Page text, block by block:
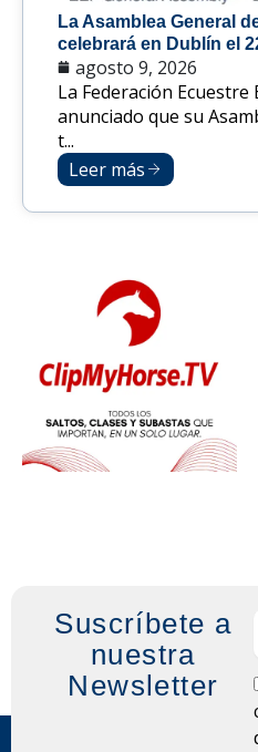
La Asamblea General
celebrará en Dublín el
agosto 9, 2026
La Federación Ecuestre
anunciado que su
t...
Leer más
Suscríbete a
nuestra
Newsletter